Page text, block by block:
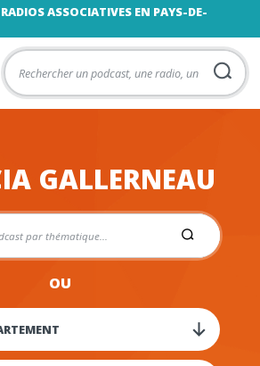
ASSOCIATIVES EN PAYS-DE-
GALLERNEAU
OU